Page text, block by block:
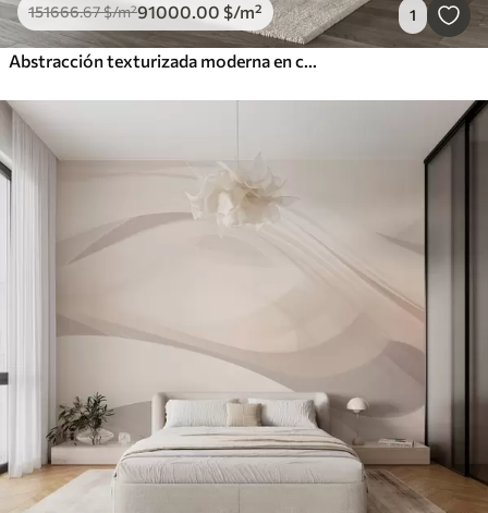
151666.67$/m²91000.00 $/m² 1
Abstracción texturizada moderna en colores negro y naranja